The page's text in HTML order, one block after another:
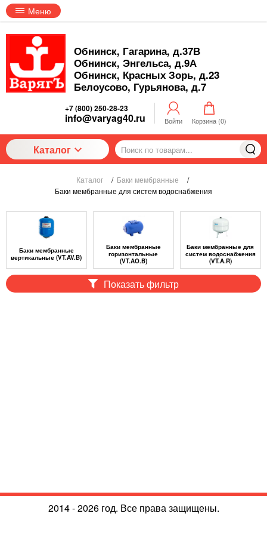
Меню
Обнинск, Гагарина, д.37В
Обнинск, Энгельса, д.9А
Обнинск, Красных Зорь, д.23
Белоусово, Гурьянова, д.7
+7 (800) 250-28-23
info@varyag40.ru Войти Корзина (0)
Каталог
Каталог / Баки мембранные
/
Баки мембранные для систем водоснабжения
Баки мембранные
вертикальные (VT.AV.B)
Баки мембранные
горизонтальные
(VT.AO.B)
Баки мембранные для
систем водоснабжения
(VT.A.R)
Показать фильтр
2014 - 2026 год. Все права защищены.